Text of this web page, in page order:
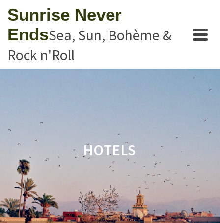
Sunrise Never
EndsSea, Sun, Bohème &
Rock n'Roll
HOTELS